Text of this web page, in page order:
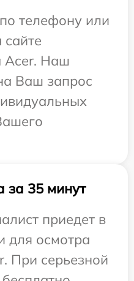
телефону или
сайте
Acer. Наш
Ваш запрос
за 35 минут
приедет в
для осмотра
При серьезной